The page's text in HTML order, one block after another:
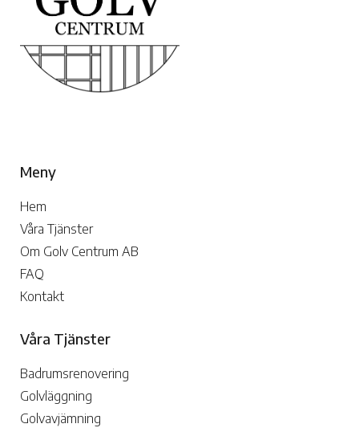
Meny
Hem
Våra Tjänster
Om Golv Centrum AB
FAQ
Kontakt
Våra Tjänster
Badrumsrenovering
Golvläggning
Golvavjämning